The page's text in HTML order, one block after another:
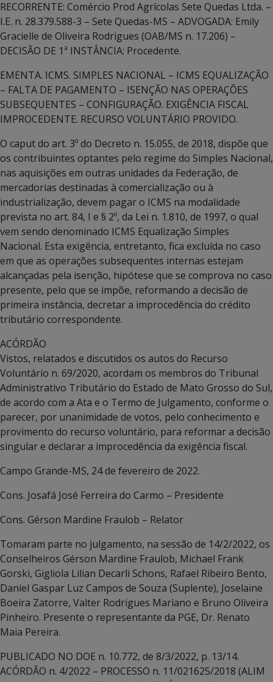
RECORRENTE: Comércio Prod Agrícolas Sete Quedas Ltda. –
I.E. n. 28.379.588-3 – Sete Quedas-MS – ADVOGADA: Emily
Gracielle de Oliveira Rodrigues (OAB/MS n. 17.206) –
DECISÃO DE 1ª INSTÂNCIA: Procedente.
EMENTA. ICMS. SIMPLES NACIONAL – ICMS EQUALIZAÇÃO
– FALTA DE PAGAMENTO – ISENÇÃO NAS OPERAÇÕES
SUBSEQUENTES – CONFIGURAÇÃO. EXIGÊNCIA FISCAL
IMPROCEDENTE. RECURSO VOLUNTÁRIO PROVIDO.
O caput do art. 3º do Decreto n. 15.055, de 2018, dispõe que
os contribuintes optantes pelo regime do Simples Nacional,
nas aquisições em outras unidades da Federação, de
mercadorias destinadas à comercialização ou à
industrialização, devem pagar o ICMS na modalidade
prevista no art. 84, I e § 2º, da Lei n. 1.810, de 1997, o qual
vem sendo denominado ICMS Equalização Simples
Nacional. Esta exigência, entretanto, fica excluída no caso
em que as operações subsequentes internas estejam
alcançadas pela isenção, hipótese que se comprova no caso
presente, pelo que se impõe, reformando a decisão de
primeira instância, decretar a improcedência do crédito
tributário correspondente.
ACÓRDÃO
Vistos, relatados e discutidos os autos do Recurso
Voluntário n. 69/2020, acordam os membros do Tribunal
Administrativo Tributário do Estado de Mato Grosso do Sul,
de acordo com a Ata e o Termo de Julgamento, conforme o
parecer, por unanimidade de votos, pelo conhecimento e
provimento do recurso voluntário, para reformar a decisão
singular e declarar a improcedência da exigência fiscal.
Campo Grande-MS, 24 de fevereiro de 2022.
Cons. Josafá José Ferreira do Carmo – Presidente
Cons. Gérson Mardine Fraulob – Relator
Tomaram parte no julgamento, na sessão de 14/2/2022, os
Conselheiros Gérson Mardine Fraulob, Michael Frank
Gorski, Gigliola Lilian Decarli Schons, Rafael Ribeiro Bento,
Daniel Gaspar Luz Campos de Souza (Suplente), Joselaine
Boeira Zatorre, Valter Rodrigues Mariano e Bruno Oliveira
Pinheiro. Presente o representante da PGE, Dr. Renato
Maia Pereira.
PUBLICADO NO DOE n. 10.772, de 8/3/2022, p. 13/14.
ACÓRDÃO n. 4/2022 – PROCESSO n. 11/021625/2018 (ALIM